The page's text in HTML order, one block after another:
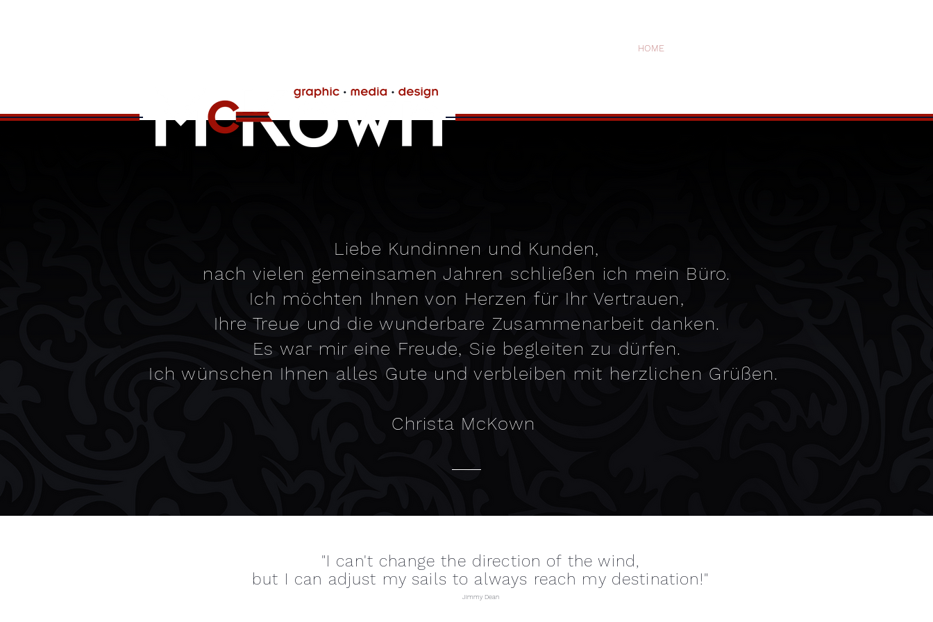
HOME
Liebe Kundinnen und Kunden,
nach vielen gemeinsamen Jahren schließen ich mein Büro.
Ich möchten Ihnen von Herzen für Ihr Vertrauen,
Ihre Treue und die wunderbare Zusammenarbeit danken.
Es war mir eine Freude, Sie begleiten zu dürfen.
Ich wünschen Ihnen alles Gute und verbleiben mit herzlichen Grüßen.
Christa McKown
"I can't change the direction of the wind,
but I can adjust my sails to always reach my destination!"
Jimmy Dean